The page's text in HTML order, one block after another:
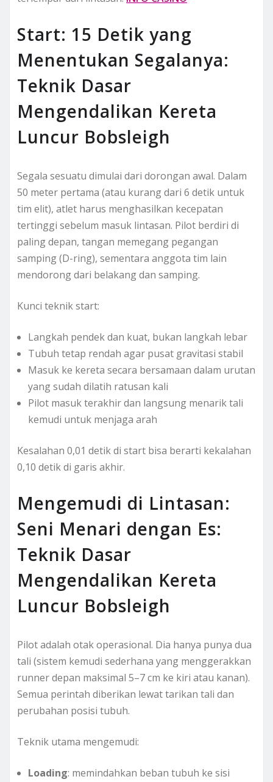
Start: 15 Detik yang
Menentukan Segalanya:
Teknik Dasar
Mengendalikan Kereta
Luncur Bobsleigh
Segala sesuatu dimulai dari dorongan awal. Dalam
50 meter pertama (atau kurang dari 6 detik untuk
tim elit), atlet harus menghasilkan kecepatan
tertinggi sebelum masuk lintasan. Pilot berdiri di
paling depan, tangan memegang pegangan
samping (D-ring), sementara anggota tim lain
mendorong dari belakang dan samping.
Kunci teknik start:
Langkah pendek dan kuat, bukan langkah lebar
Tubuh tetap rendah agar pusat gravitasi stabil
Masuk ke kereta secara bersamaan dalam urutan
yang sudah dilatih ratusan kali
Pilot masuk terakhir dan langsung menarik tali
kemudi untuk menjaga arah
Kesalahan 0,01 detik di start bisa berarti kekalahan
0,10 detik di garis akhir.
Mengemudi di Lintasan:
Seni Menari dengan Es:
Teknik Dasar
Mengendalikan Kereta
Luncur Bobsleigh
Pilot adalah otak operasional. Dia hanya punya dua
tali (sistem kemudi sederhana yang menggerakkan
runner depan maksimal 5–7 cm ke kiri atau kanan).
Semua perintah diberikan lewat tarikan tali dan
perubahan posisi tubuh.
Teknik utama mengemudi:
Loading: memindahkan beban tubuh ke sisi